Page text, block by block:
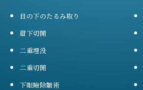
目の下のたるみ取り
眉下切開
二重埋没
二重切開
下眼瞼除皺術